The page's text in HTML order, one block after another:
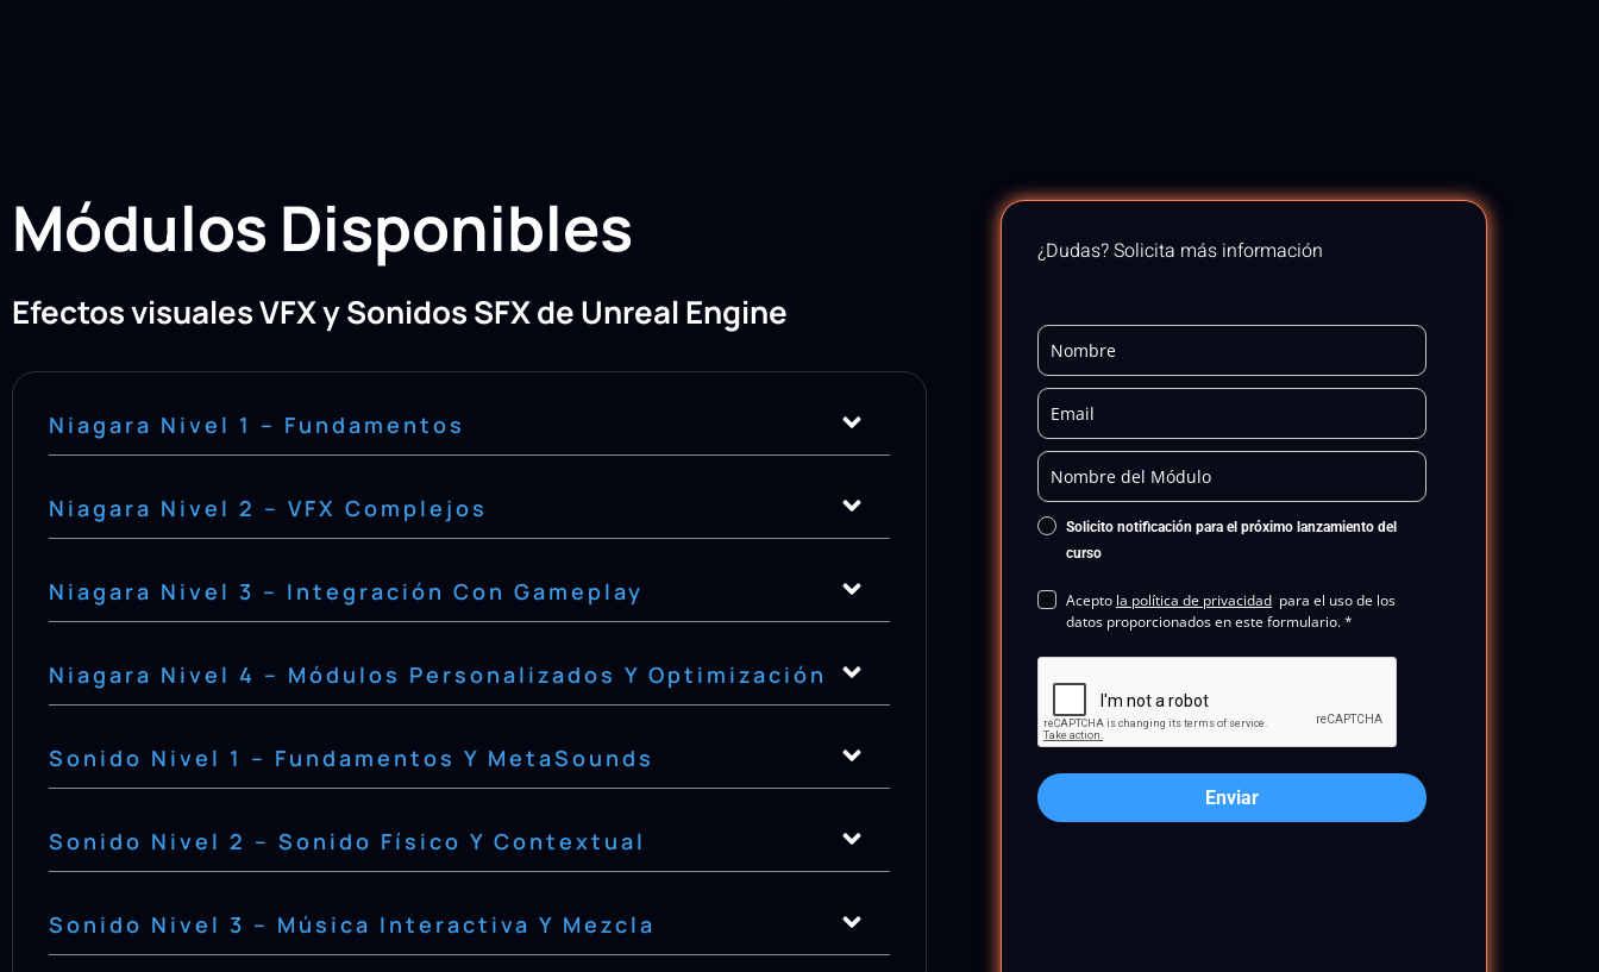
Módulos Disponibles
Efectos visuales VFX y Sonidos SFXde Unreal Engine
Niagara Nivel 1 – Fundamentos
Niagara Nivel 2 – VFX Complejos
Niagara Nivel 3 – Integración Con Gameplay
Niagara Nivel 4 – Módulos Personalizados Y Optimización
Sonido Nivel 1 – Fundamentos Y MetaSounds
Sonido Nivel 2 – Sonido Físico Y Contextual
Sonido Nivel 3 – Música Interactiva Y Mezcla
¿Dudas? Solicita más información
Solicito notificación para el próximo lanzamiento del
curso
Acepto la política de privacidadpara el uso de los
datos proporcionados en este formulario. *
Enviar